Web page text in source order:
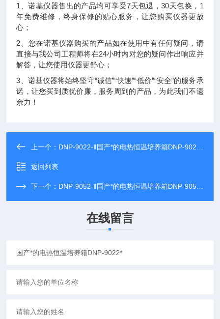
1、诺基仪器售出的产品均可享受7天包退，30天包换，1
年免费维修，终身保修的贴心服务，让您购买仪器更放
心；
2、您在诺基仪器购买的产品如在使用中有任何疑问，请
直接与我公司工程师将在24小时内对您的疑问作出响应并
解答，让您使用仪器更舒心；
3、诺基仪器将始终坚守“诚信”“快速”“低价”“安全”的服务承
诺，让您买到质优价廉，服务周到的产品，为此我们不遗
余力！
上一个： DNP-9022-Ⅱ国产*的电热恒温培养箱DNP-9022-Ⅱ*
返回列表
下一个： DNP-9052-Ⅱ国产*的电热恒温培养箱DNP-9052-Ⅱ*
在线留言